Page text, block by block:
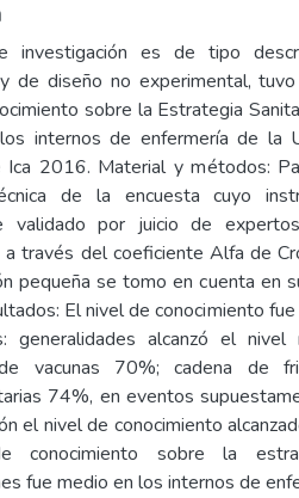
investigación es de tipo
de diseño no experimental,
sobre la Estrategia
internos de enfermería de la
Ica 2016. Material y métodos:
de la encuesta cuyo
validado por juicio de
través del coeficiente Alfa de
pequeña se tomo en cuenta en
El nivel de conocimiento
generalidades alcanzó el
vacunas 70%; cadena de
74%, en eventos
el nivel de conocimiento
conocimiento sobre la
fue medio en los internos de